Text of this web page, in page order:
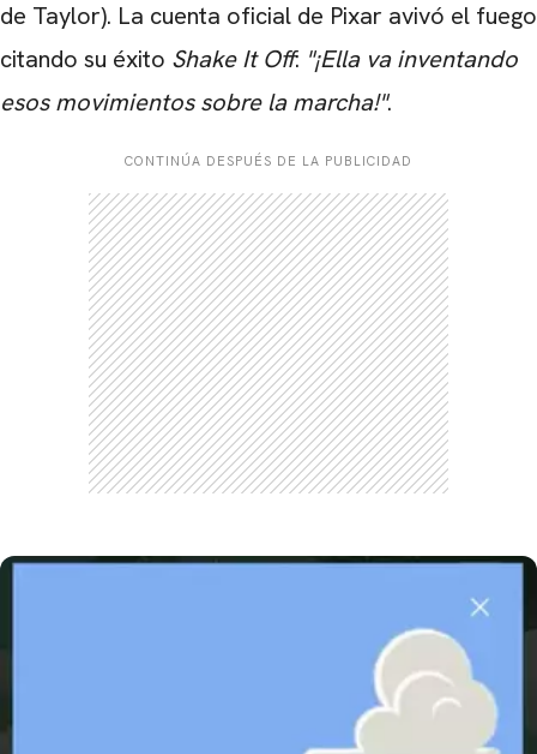
de Taylor). La cuenta oficial de Pixar avivó el fuego
citando su éxito Shake It Off: "¡Ella va inventando
esos movimientos sobre la marcha!".
CONTINÚA DESPUÉS DE LA PUBLICIDAD
CARREGANDO PUBLICIDADE